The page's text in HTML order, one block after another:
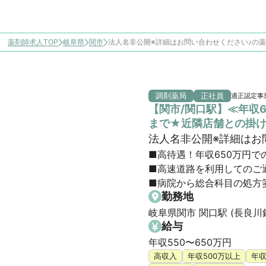
薬剤師求人TOP 岐阜県 関市 法人名非公開※詳細はお問い合わせください♪の
調剤薬局 正社員 適正認定事
【関市/関口駅】≪年
まで★近隣店舗との掛
法人名非公開※詳細はお
■高待遇！年収650万円で
■高速道路を利用してのご
■病院から総合科目の処方
勤務地
岐阜県関市 関口駅 (長良川
給与
年収550〜650万円
高収入 年収500万以上
年